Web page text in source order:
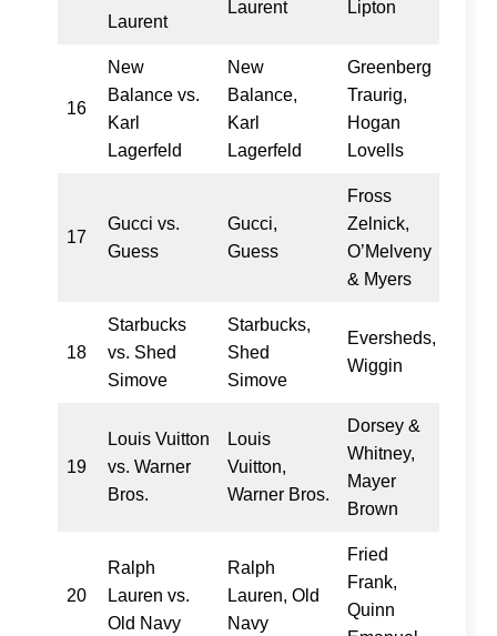
Laurent
Laurent Lipton
16
New
Balance vs.
Karl
Lagerfeld
New
Balance,
Karl
Lagerfeld
Greenberg
Traurig,
Hogan
Lovells
17
Gucci vs.
Guess
Gucci,
Guess
Fross
Zelnick,
O’Melveny
& Myers
18
Starbucks
vs. Shed
Simove
Starbucks,
Shed
Simove
Eversheds,
Wiggin
19
Louis Vuitton
vs. Warner
Bros.
Louis
Vuitton,
Warner Bros.
Dorsey &
Whitney,
Mayer
Brown
20
Ralph
Lauren vs.
Old Navy
Ralph
Lauren, Old
Navy
Fried
Frank,
Quinn